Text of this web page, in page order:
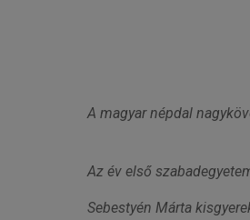
A magyar népdal
Az év első
Sebestyén Márta